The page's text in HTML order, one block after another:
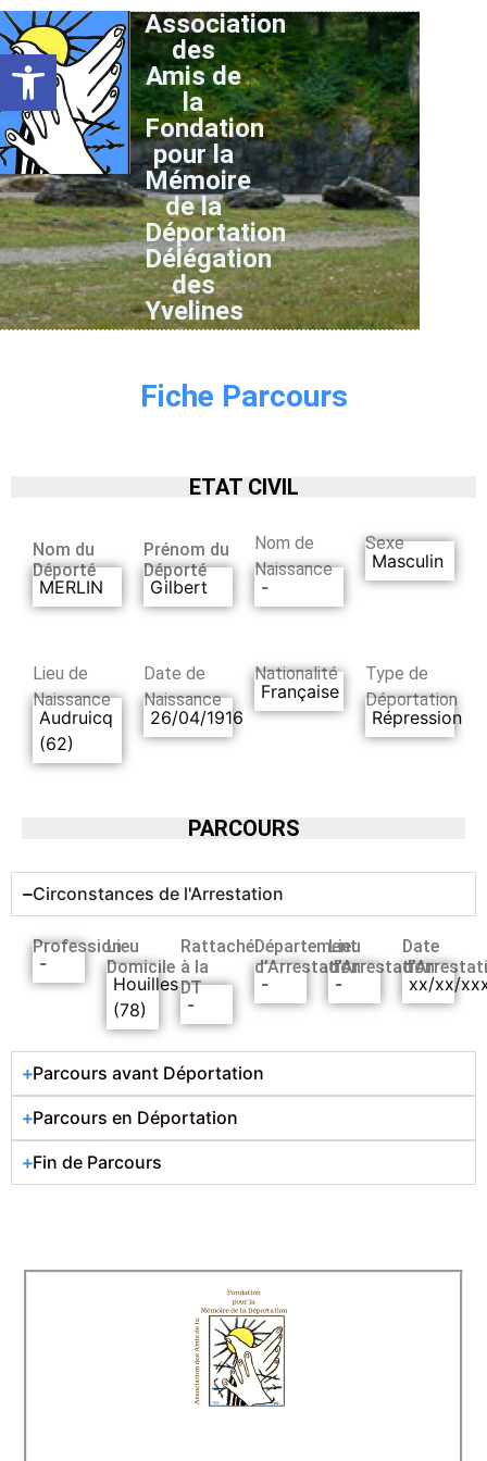
Ouvrir la barre d’outils
Association
des
Amis de
la
Fondation
pour la
Mémoire
de la
Déportation
Délégation
des
Yvelines
Fiche Parcours
ETAT CIVIL
Nom du
Déporté
MERLIN
Prénom du
Déporté
Gilbert
Nom de
Naissance
-
Sexe
Masculin
Lieu de
Naissance
Audruicq
(62)
Date de
Naissance
26/04/1916
Nationalité
Française
Type de
Déportation
Répression
PARCOURS
Circonstances de l'Arrestation
Profession
-
Lieu
Domicile
Houilles
(78)
Rattaché
à la
DT
-
Département
d’Arrestation
-
Lieu
d’Arrestation
-
Date
xx/xx/
Parcours avant Déportation
Parcours en Déportation
Fin de Parcours